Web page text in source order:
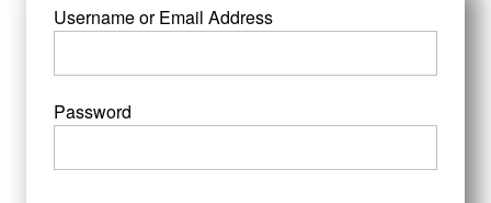
Username or Email Address
Password